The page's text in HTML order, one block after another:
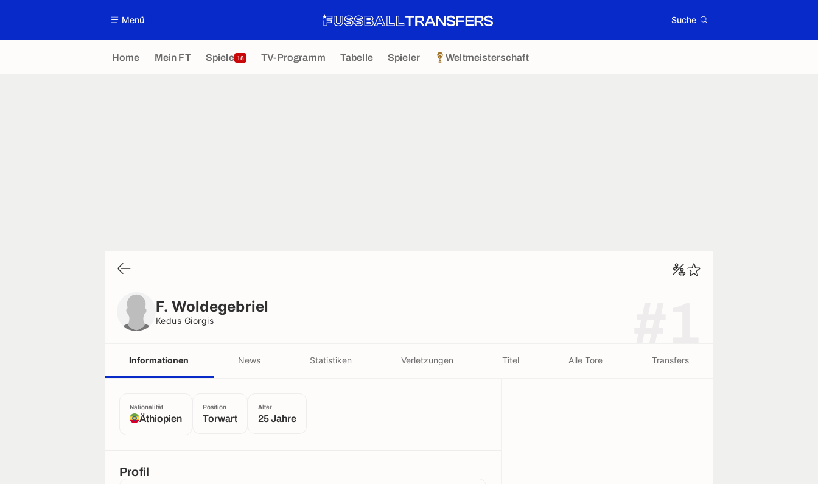
Menü Suche
Home Mein FT Spiele 18 TV-Programm Tabelle Spieler Weltmeisterschaft
F. Woldegebriel
Kedus Giorgis
Informationen News Statistiken Verletzungen Titel Alle Tore Transfers
Nationalität
Äthiopien
Position
Torwart
Alter
25 Jahre
Profil